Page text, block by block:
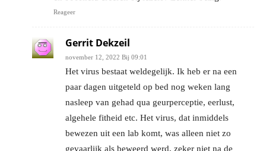
Reageer
Gerrit Dekzeil
november 12, 2022 Bij 09:01
Het virus bestaat weldegelijk. Ik heb er na een
paar dagen uitgeteld op bed nog weken lang
nasleep van gehad qua geurperceptie, eerlust,
algehele fitheid etc. Het virus, dat inmiddels
bewezen uit een lab komt, was alleen niet zo
gevaarlijk als beweerd werd, zeker niet na de